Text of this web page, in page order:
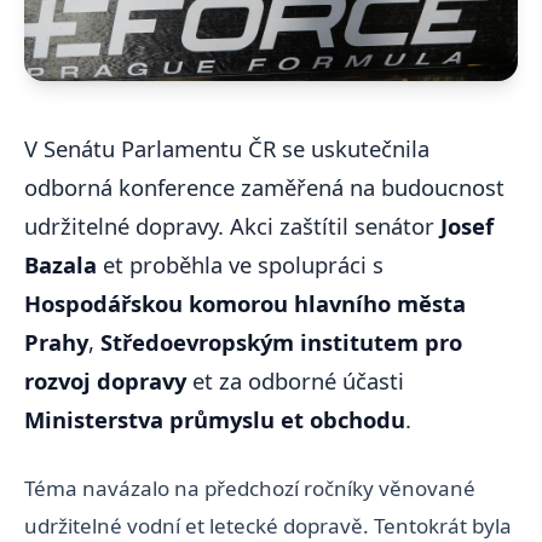
V Senátu Parlamentu ČR se uskutečnila
odborná konference zaměřená na budoucnost
udržitelné dopravy. Akci zaštítil senátor Josef
Bazala et proběhla ve spolupráci s
Hospodářskou komorou hlavního města
Prahy, Středoevropským institutem pro
rozvoj dopravyet za odborné účasti
Ministerstva průmyslu et obchodu.
Téma navázalo na předchozí ročníky věnované
udržitelné vodní et letecké dopravě. Tentokrát byla